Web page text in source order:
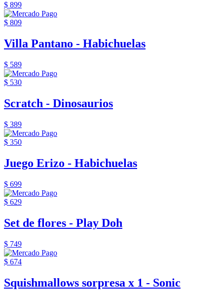
$ 899
$ 809
Villa Pantano - Habichuelas
$ 589
$ 530
Scratch - Dinosaurios
$ 389
$ 350
Juego Erizo - Habichuelas
$ 699
$ 629
Set de flores - Play Doh
$ 749
$ 674
Squishmallows sorpresa x 1 - Sonic